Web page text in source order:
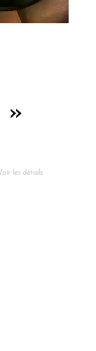
»
les détails